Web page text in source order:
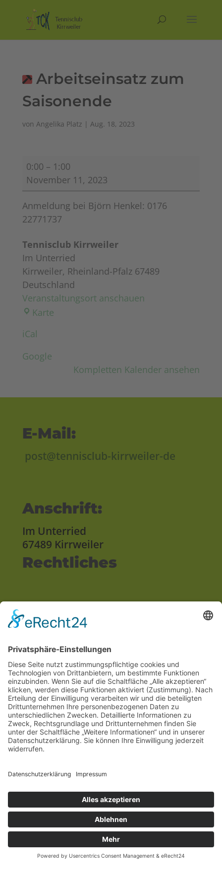
Arbeitseinsatz zum
Saisonende
von Angelika Platz | Aug. 18, 2023
Arbeitseinsatz
zum
Saisonende
0:00 – 1:00
November 11, 2023
Anmeldung bei Björn Henkel: 0176
22771737
Tennisclub Kirrweiler
Im Unterried
Kirrweiler, Rheinland-Pfalz 67489
Deutschland
Veranstaltungsort anschauen
KarteTennisclub
iCal
Google
Kompletten Kalender ansehen
E-Mail:
post@tennisclub-kirrweiler-de
Anschrift:
Im Unterried
67489 Kirrweiler
Rechtliches
Cookie-Einstellungen